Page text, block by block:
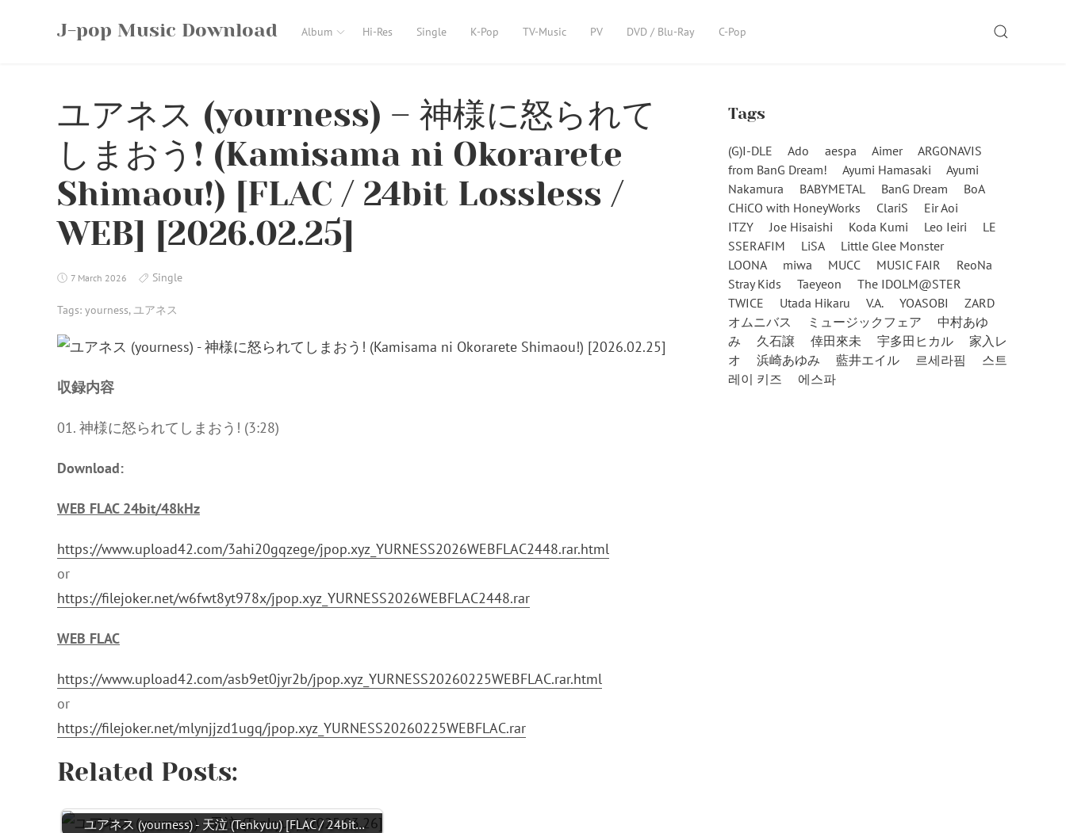
J-pop Music Download Album Hi-Res Single K-Pop TV-Music PV DVD / Blu-Ray C-Pop SEARCH
ユアネス (yourness) – 神様に怒られて
しまおう! (Kamisama ni Okorarete
Shimaou!) [FLAC / 24bit Lossless /
WEB] [2026.02.25]
7 March 2026 Single
Tags: yourness,ユアネス
収録内容
01. 神様に怒られてしまおう! (3:28)
Download:
WEB FLAC 24bit/48kHz
https://www.upload42.com/3ahi20gqzege/jpop.xyz_YURNESS2026WEBFLAC2448.rar.html
or
https://filejoker.net/w6fwt8yt978x/jpop.xyz_YURNESS2026WEBFLAC2448.rar
WEB FLAC
https://www.upload42.com/asb9et0jyr2b/jpop.xyz_YURNESS20260225WEBFLAC.rar.html
or
https://filejoker.net/mlynjjzd1ugq/jpop.xyz_YURNESS20260225WEBFLAC.rar
Related Posts:
ユアネス (yourness) - 天泣 (Tenkyuu) [FLAC / 24bit…
Tags
(G)I-DLE Ado aespa Aimer
ARGONAVIS
from BanG Dream!
Ayumi Hamasaki
Ayumi
Nakamura
BABYMETAL BanG Dream
BoA
CHiCO with HoneyWorks
ClariS
Eir Aoi
ITZY
Joe Hisaishi Koda Kumi Leo Ieiri
LE
SSERAFIM
LiSA
Little Glee Monster
LOONA
miwa MUCC MUSIC FAIR
ReoNa
Stray Kids
Taeyeon
The IDOLM@STER
TWICE
Utada Hikaru V.A. YOASOBI
ZARD
オムニバス
ミュージックフェア
中村あゆ
み
久石譲 倖田來未 宇多田ヒカル
家入レ
オ
浜崎あゆみ 藍井エイル 르세라핌
스트
레이 키즈
에스파